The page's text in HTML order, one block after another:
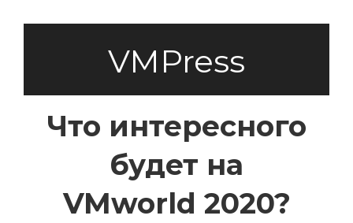
VMPress
Что интересного
будет на
VMworld 2020?